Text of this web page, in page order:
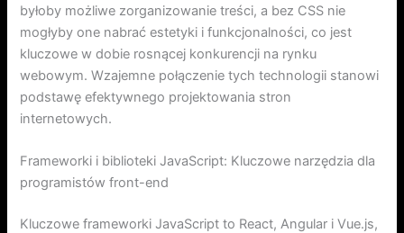
byłoby możliwe zorganizowanie treści, a bez CSS nie
mogłyby one nabrać estetyki i funkcjonalności, co jest
kluczowe w dobie rosnącej konkurencji na rynku
webowym. Wzajemne połączenie tych technologii stanowi
podstawę efektywnego projektowania stron
internetowych.
Frameworki i biblioteki JavaScript: Kluczowe narzędzia dla
programistów front-end
Kluczowe frameworki JavaScript to React, Angular i Vue.js,